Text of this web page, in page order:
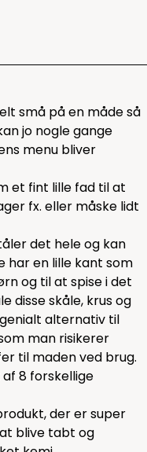
små på en måde så
jo nogle gange
menu bliver
et fint lille fad til at
fx. eller måske lidt
det hele og kan
har en lille kant som
og til at spise i det
disseskåle, krusog
alternativ til
man risikerer
til maden ved brug.
8 forskellige
der er super
blive tabt og